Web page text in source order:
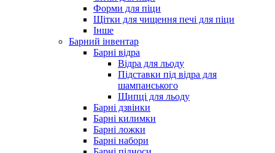
Форми для піци
Щітки для чищення печі для піци
Інше
Барний інвентар
Барні відра
Відра для льоду
Підставки під відра для
шампанського
Щипці для льоду
Барні дзвінки
Барні килимки
Барні ложки
Барні набори